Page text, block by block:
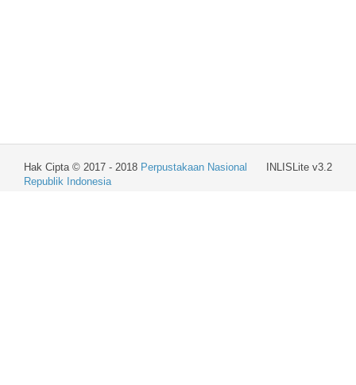
INLISLite v3.2
Hak Cipta © 2017 - 2018 Perpustakaan Nasional
Republik Indonesia